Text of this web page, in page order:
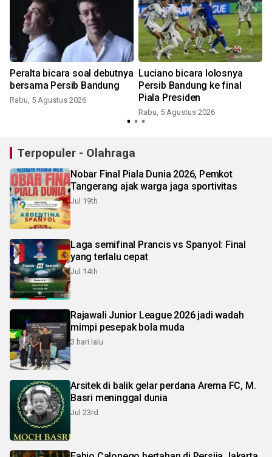
Peralta bicara soal debutnya
bersama Persib Bandung
Rabu, 5 Agustus 2026
Luciano bicara lolosnya
Persib Bandung ke final
Piala Presiden
Rabu, 5 Agustus 2026
Terpopuler - Olahraga
Nobar Final Piala Dunia 2026, Pemkot
Tangerang ajak warga jaga sportivitas
Jul 19th
Laga semifinal Prancis vs Spanyol: Final
yang terlalu cepat
Jul 14th
Rajawali Junior League 2026 jadi wadah
mimpi pesepak bola muda
3 hari lalu
Arsitek di balik gelar perdana Arema FC, M.
Basri meninggal dunia
Jul 23rd